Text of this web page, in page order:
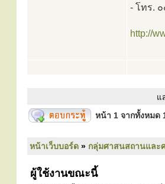
- โทร.
http://
แ
หน้า 1 จากทั้งหมด
หน้าเว็บบอร์ด » กลุ่มศาสนสถานและ
ผู้ใช้งานขณะนี้